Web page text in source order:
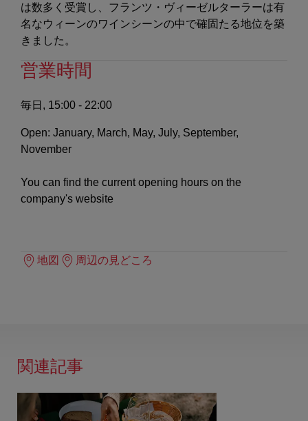
は数多く受賞し、フランツ・ヴィーゼルターラーは有
名なウィーンのワインシーンの中で確固たる地位を築
きました。
営業時間
毎日, 15:00 - 22:00
Open: January, March, May, July, September,
November
You can find the current opening hours on the
company's website
地図 周辺の見どころ
関連記事